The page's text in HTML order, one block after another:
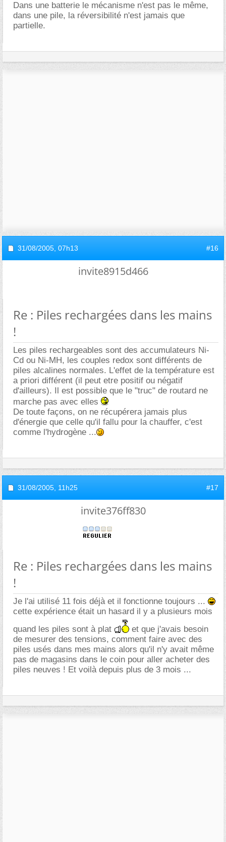
Dans une batterie le mécanisme n'est pas le même,
dans une pile, la réversibilité n'est jamais que
partielle.
31/08/2005, 07h13 #16
invite8915d466
Re : Piles rechargées dans les mains
!
Les piles rechargeables sont des accumulateurs Ni-
Cd ou Ni-MH, les couples redox sont différents de
piles alcalines normales. L'effet de la température est
a priori différent (il peut etre positif ou négatif
d'ailleurs). Il est possible que le "truc" de routard ne
marche pas avec elles
De toute façons, on ne récupérera jamais plus
d'énergie que celle qu'il fallu pour la chauffer, c'est
comme l'hydrogène ...
31/08/2005, 11h25 #17
invite376ff830
Re : Piles rechargées dans les mains
!
Je l'ai utilisé 11 fois déjà et il fonctionne toujours ...
cette expérience était un hasard il y a plusieurs mois
quand les piles sont à plat
et que j'avais besoin
de mesurer des tensions, comment faire avec des
piles usés dans mes mains alors qu'il n'y avait même
pas de magasins dans le coin pour aller acheter des
piles neuves ! Et voilà depuis plus de 3 mois ...